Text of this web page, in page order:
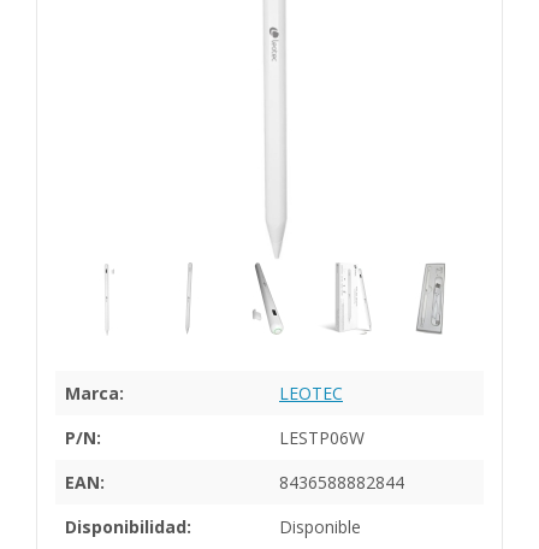
Marca:
LEOTEC
P/N:
LESTP06W
EAN:
8436588882844
Disponibilidad:
Disponible